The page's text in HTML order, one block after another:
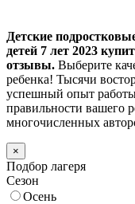
Детские
детей 7 лет 2023
отзывы. Выберите
ребенка! Тысячи
успешный опыт
правильности вашего
многочисленных
×
Подбор лагеря
Сезон
Осень